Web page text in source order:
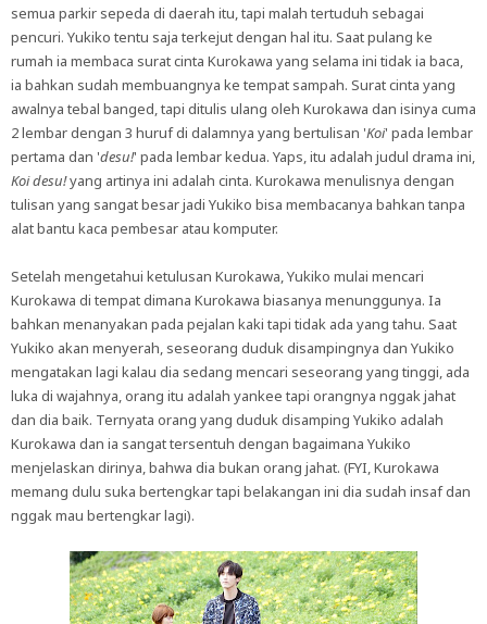
semua parkir sepeda di daerah itu, tapi malah tertuduh sebagai
pencuri. Yukiko tentu saja terkejut dengan hal itu. Saat pulang ke
rumah ia membaca surat cinta Kurokawa yang selama ini tidak ia baca,
ia bahkan sudah membuangnya ke tempat sampah. Surat cinta yang
awalnya tebal banged, tapi ditulis ulang oleh Kurokawa dan isinya cuma
2 lembar dengan 3 huruf di dalamnya yang bertulisan 'Koi' pada lembar
pertama dan 'desu!' pada lembar kedua. Yaps, itu adalah judul drama ini,
Koi desu!yang artinya ini adalah cinta. Kurokawa menulisnya dengan
tulisan yang sangat besar jadi Yukiko bisa membacanya bahkan tanpa
alat bantu kaca pembesar atau komputer.
Setelah mengetahui ketulusan Kurokawa, Yukiko mulai mencari
Kurokawa di tempat dimana Kurokawa biasanya menunggunya. Ia
bahkan menanyakan pada pejalan kaki tapi tidak ada yang tahu. Saat
Yukiko akan menyerah, seseorang duduk disampingnya dan Yukiko
mengatakan lagi kalau dia sedang mencari seseorang yang tinggi, ada
luka di wajahnya, orang itu adalah yankee tapi orangnya nggak jahat
dan dia baik. Ternyata orang yang duduk disamping Yukiko adalah
Kurokawa dan ia sangat tersentuh dengan bagaimana Yukiko
menjelaskan dirinya, bahwa dia bukan orang jahat. (FYI, Kurokawa
memang dulu suka bertengkar tapi belakangan ini dia sudah insaf dan
nggak mau bertengkar lagi).